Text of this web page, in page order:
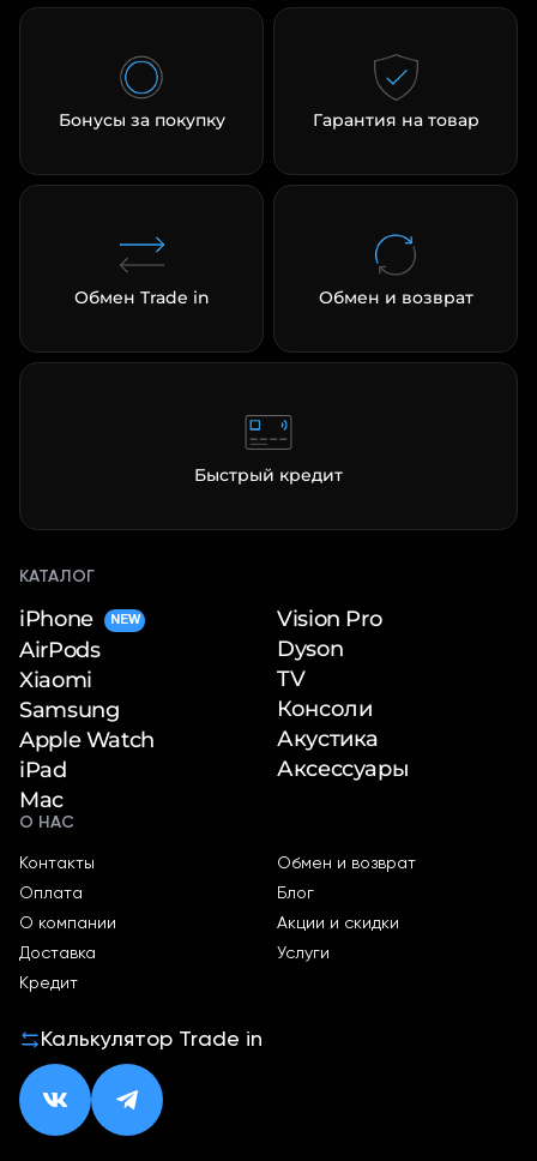
Бонусы за покупку Гарантия на товар
Обмен Trade in Обмен и возврат
Быстрый кредит
КАТАЛОГ
iPhone NEW
AirPods
Xiaomi
Samsung
Apple Watch
iPad
Mac
Vision Pro
Dyson
TV
Консоли
Акустика
Аксессуары
О НАС
Контакты
Оплата
О компании
Доставка
Кредит
Обмен и возврат
Блог
Акции и скидки
Услуги
Калькулятор Trade in